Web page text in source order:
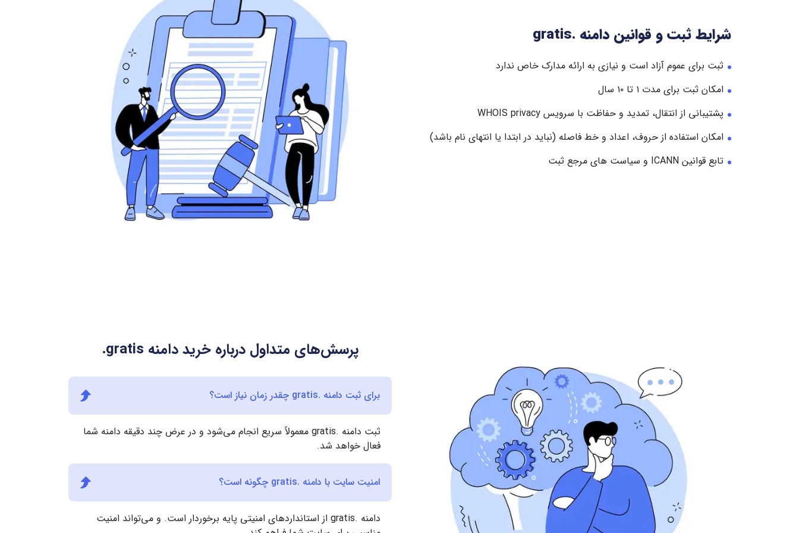
شرایط ثبت و قوانین دامنه .gratis
ثبت برای عموم آزاد است و نیازی به ارائه مدارک خاص ندارد
امکان ثبت برای مدت ۱ تا ۱۰ سال
پشتیبانی از انتقال، تمدید و حفاظت با سرویس WHOIS privacy
امکان استفاده از حروف، اعداد و خط فاصله (نباید در ابتدا یا انتهای نام باشد)
تابع قوانین ICANN و سیاست های مرجع ثبت
.gratis پرسش‌های متداول درباره خرید دامنه
برای ثبت دامنه .gratis چقدر زمان نیاز است؟
ثبت دامنه .gratis معمولاً سریع انجام می‌شود و در عرض چند دقیقه دامنه شما
فعال خواهد شد.
امنیت سایت با دامنه .gratis چگونه است؟
دامنه .gratis از استانداردهای امنیتی پایه برخوردار است. و می‌تواند امنیت